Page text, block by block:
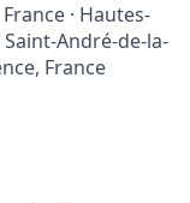
· Hautes-
Saint-André-de-la-
France